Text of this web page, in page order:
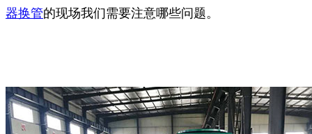
器换管的现场我们需要注意哪些问题。